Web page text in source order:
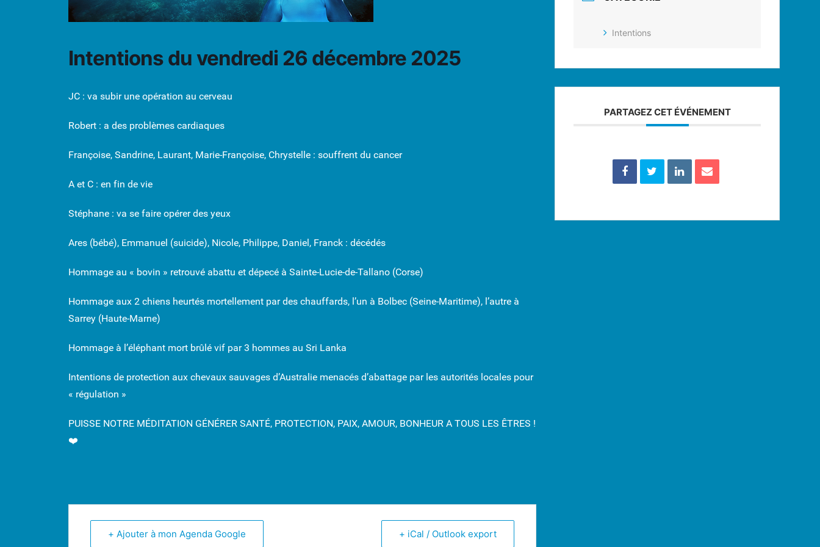
Intentions du vendredi 26 décembre 2025
JC : va subir une opération au cerveau
Robert : a des problèmes cardiaques
Françoise, Sandrine, Laurant, Marie-Françoise, Chrystelle : souffrent du cancer
A et C : en fin de vie
Stéphane : va se faire opérer des yeux
Ares (bébé), Emmanuel (suicide), Nicole, Philippe, Daniel, Franck : décédés
Hommage au « bovin » retrouvé abattu et dépecé à Sainte-Lucie-de-Tallano (Corse)
Hommage aux 2 chiens heurtés mortellement par des chauffards, l’un à Bolbec (Seine-Maritime), l’autre à
Sarrey (Haute-Marne)
Hommage à l’éléphant mort brûlé vif par 3 hommes au Sri Lanka
Intentions de protection aux chevaux sauvages d’Australie menacés d’abattage par les autorités locales pour
« régulation »
PUISSE NOTRE MÉDITATION GÉNÉRER SANTÉ, PROTECTION, PAIX, AMOUR, BONHEUR A TOUS LES ÊTRES !
❤️
+ Ajouter à mon Agenda Google + iCal / Outlook export
Intentions
PARTAGEZ CET ÉVÉNEMENT